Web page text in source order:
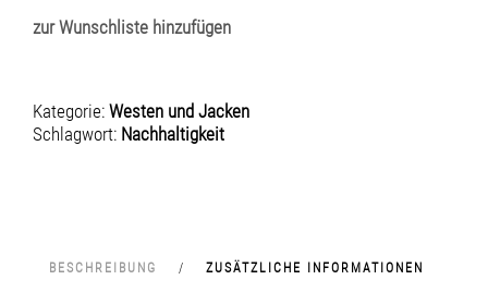
zur Wunschliste hinzufügen
Kategorie: Westen und Jacken
Schlagwort: Nachhaltigkeit
BESCHREIBUNG ZUSÄTZLICHE INFORMATIONEN